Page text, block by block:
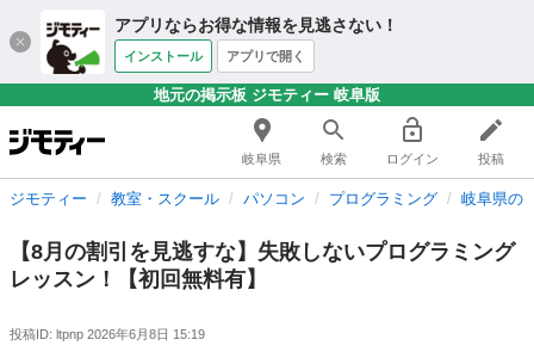
アプリならお得な情報を見逃さない！
インストール アプリで開く
地元の掲示板 ジモティー 岐阜版
岐阜県 検索 ログイン 投稿
ジモティー 教室・スクール パソコン プログラミング 岐阜県の
【8月の割引を見逃すな】失敗しないプログラミング
レッスン！【初回無料有】
投稿ID: ltpnp 2026年6月8日 15:19